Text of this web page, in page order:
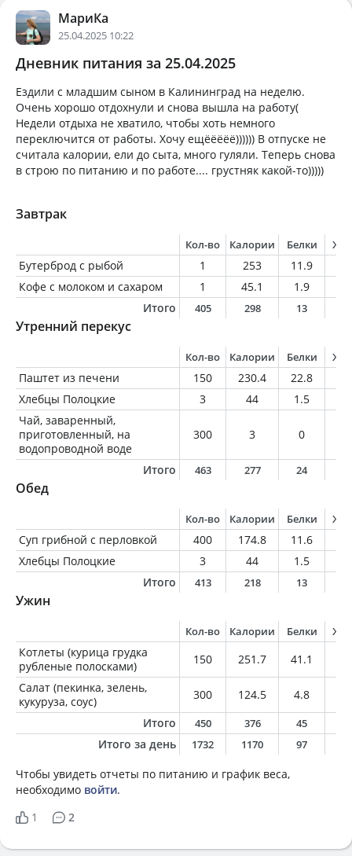
МариКа
25.04.2025 10:22
Дневник питания за 25.04.2025
Ездили с младшим сыном в Калининград на неделю.
Очень хорошо отдохнули и снова вышла на работу(
Недели отдыха не хватило, чтобы хоть немного
переключится от работы. Хочу ещёёёёё)))))) В отпуске не
считала калории, ели до сыта, много гуляли. Теперь снова
в строю по питанию и по работе.... грустняк какой-то)))))
Завтрак
Кол-во Калории Белки
Бутерброд с рыбой 1 253 11.9
Кофе с молоком и сахаром
1 45.1 1.9
Итого
405 298 13
Утренний перекус
Кол-во Калории Белки
Паштет из печени 150 230.4 22.8
Хлебцы Полоцкие
3 44 1.5
Чай, заваренный,
приготовленный, на
водопроводной воде
300 3 0
Итого 463 277 24
Обед
Кол-во Калории Белки
Суп грибной с перловкой 400 174.8 11.6
Хлебцы Полоцкие
3 44 1.5
Итого
413 218 13
Ужин
Кол-во Калории Белки
Котлеты (курица грудка
рубленые полосками)
150 251.7 41.1
Салат (пекинка, зелень,
кукуруза, соус)
300 124.5 4.8
Итого
450 376 45
Итого за день 1732 1170 97
Чтобы увидеть отчеты по питанию и график веса,
необходимо войти.
1
2